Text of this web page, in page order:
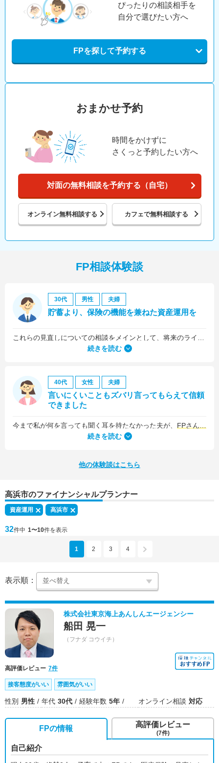
ぴったりの相談相手を
自分で選びたい方へ
FPを探して予約する
おまかせ予約
時間をかけずに
さくっと予約したい方へ
対面の無料相談を予約する（自宅）
オンライン無料相談する カフェで無料相談する
FP相談体験談
30代 男性 夫婦
貯蓄より、保険の機能を兼ねた資産運用を
続きを読む
40代 女性 夫婦
言いにくいこともズバリ言ってもらえて信頼
できました
今まで私が何を言っても聞く耳を持たなかった夫が、 FPさんの提案はプロの意見として素直に聞き入れてくれました
続きを読む
他の体験談はこちら
高浜市のファイナンシャルプランナー
資産運用 高浜市
32件中 1〜10件を表示
1 2 3 4
表示順：
株式会社東京海上あんしんエージェンシー
船田 晃一
（フナダ コウイチ）
高評価レビュー 7件
接客態度がいい 雰囲気がいい
性別 男性 年代 30代 経験年数 5年 オンライン相談 対応
FPの情報
自己紹介
高評価レビュー
(7件)